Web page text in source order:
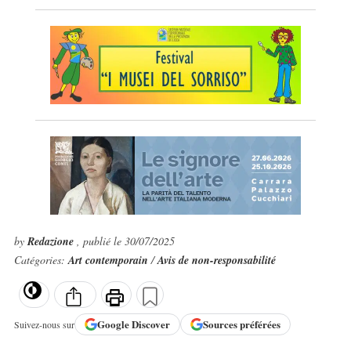
byRedazione , publié le 30/07/2025
Catégories:Art contemporain/Avis de non-responsabilité
Suivez-nous sur GoogleDiscover Sources préférées